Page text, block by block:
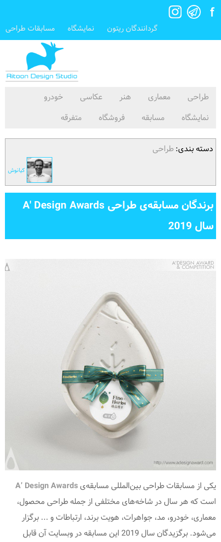
گردانندگان ریتون نمایشگاه مسابقات طراحی
طراحی معماری هنر عکاسی
خودرو
نمایشگاه
مسابقه فروشگاه متفرقه
دسته بندی:طراحی
کیانوش
برندگان مسابقه‌ی طراحی A' Design Awards
سال 2019
یکی از مسابقات طراحی بین‌المللی مسابقه‌یA’ Design Awards
است که هر سال در شاخه‌های مختلفی از جمله طراحی محصول،
معماری، خودرو، مد، جواهرات، هویت برند، ارتباطات و ... برگزار
می‌شود. برگزیدگان سال 2019 این مسابقه در وبسایت آن قابل